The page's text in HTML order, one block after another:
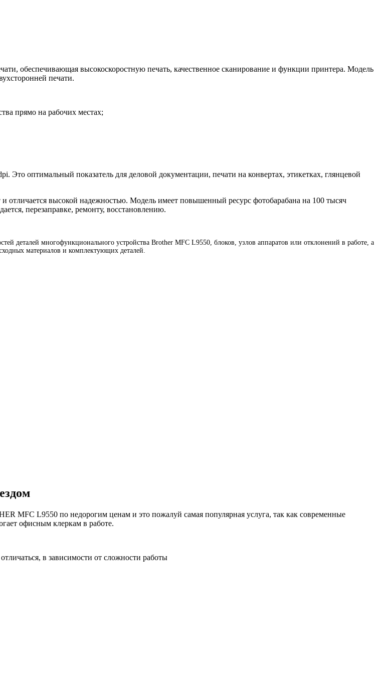
обеспечивающая высокоскоростную печать, качественное сканирование и функции принтера. Модель
печати.
прямо на рабочих местах;
Это оптимальный показатель для деловой документации, печати на конвертах, этикетках, глянцевой
высокой надежностью. Модель имеет повышенный ресурс фотобарабана на 100 тысяч
перезаправке, ремонту, восстановлению.
деталей многофункционального устройства Brother MFC L9550, блоков, узлов аппаратов или отклонений в работе, а
материалов и комплектующих деталей.
L9550 по недорогим ценам и это пожалуй самая популярная услуга, так как современные
офисным клеркам в работе.
в зависимости от сложности работы